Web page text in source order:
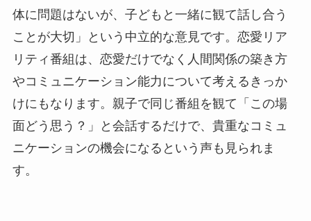
体に問題はないが、子どもと一緒に観て話し合う
ことが大切」という中立的な意見です。恋愛リア
リティ番組は、恋愛だけでなく人間関係の築き方
やコミュニケーション能力について考えるきっか
けにもなります。親子で同じ番組を観て「この場
面どう思う？」と会話するだけで、貴重なコミュ
ニケーションの機会になるという声も見られま
す。